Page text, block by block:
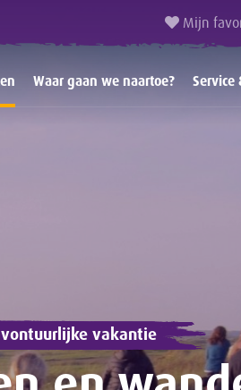
Mijn
Waar gaan we naartoe? Service
vakantie